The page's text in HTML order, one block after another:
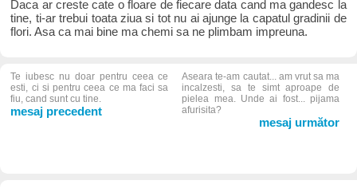
Daca ar creste cate o floare de fiecare data cand ma gandesc la
tine, ti-ar trebui toata ziua si tot nu ai ajunge la capatul gradinii de
flori. Asa ca mai bine ma chemi sa ne plimbam impreuna.
Te iubesc nu doar pentru ceea ce
esti, ci si pentru ceea ce ma faci sa
fiu, cand sunt cu tine.
mesaj precedent
Aseara te-am cautat... am vrut sa ma
incalzesti, sa te simt aproape de
pielea mea. Unde ai fost... pijama
afurisita?
mesaj următor